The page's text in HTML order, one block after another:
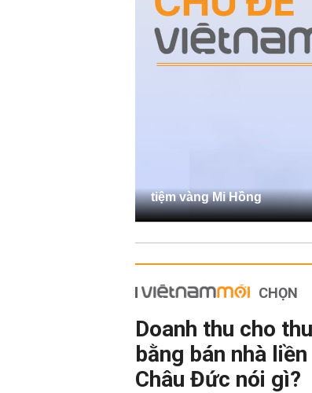
tiệm vàng Mi Hồng
CHỌN
Doanh thu cho
bằng bán nhà
Châu Đức nói gì?